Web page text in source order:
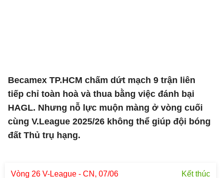
Becamex TP.HCM chấm dứt mạch 9 trận liên
tiếp chỉ toàn hoà và thua bằng việc đánh bại
HAGL. Nhưng nỗ lực muộn màng ở vòng cuối
cùng V.League 2025/26 không thể giúp đội bóng
đất Thủ trụ hạng.